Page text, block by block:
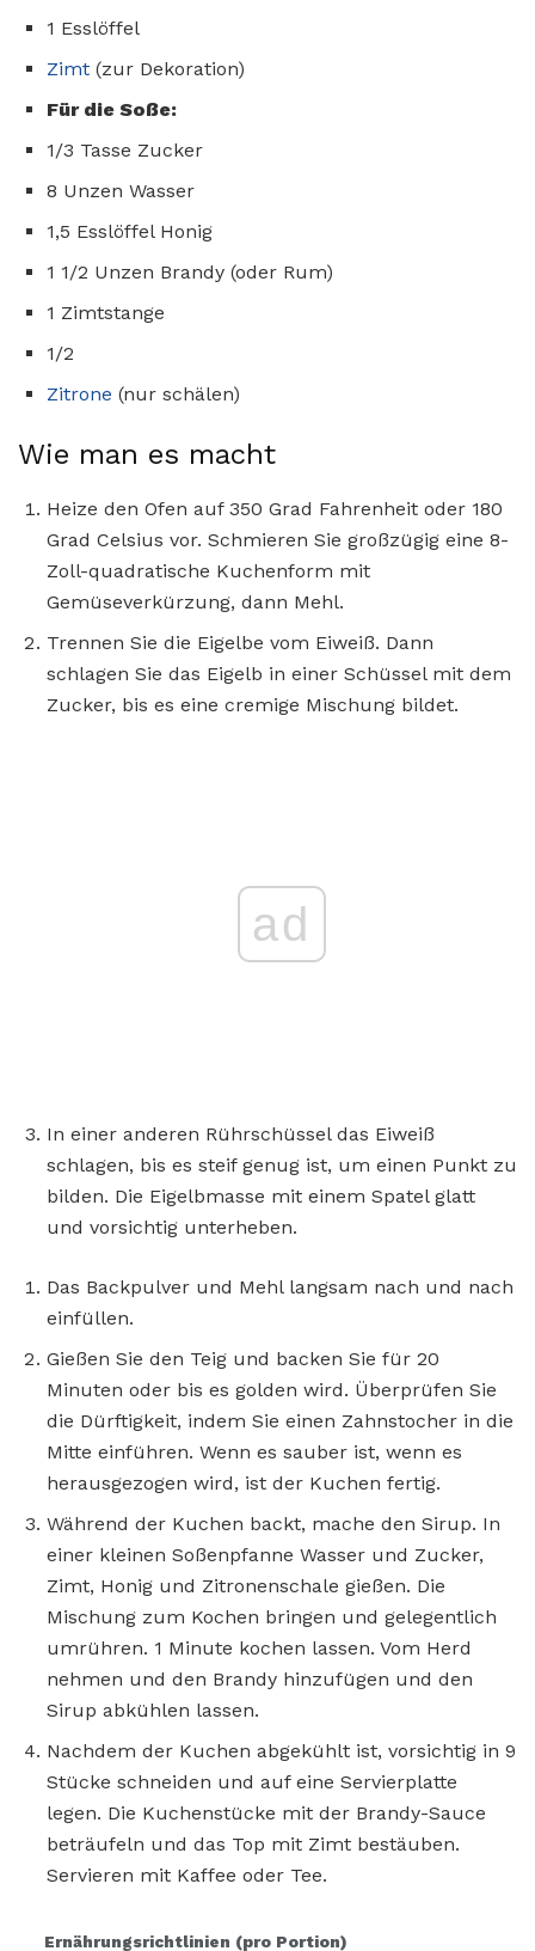
1 Esslöffel
Zimt (zur Dekoration)
Für die Soße:
1/3 Tasse Zucker
8 Unzen Wasser
1,5 Esslöffel Honig
1 1/2 Unzen Brandy (oder Rum)
1 Zimtstange
1/2
Zitrone (nur schälen)
Wie man es macht
Heize den Ofen auf 350 Grad Fahrenheit oder 180
Grad Celsius vor. Schmieren Sie großzügig eine 8-
Zoll-quadratische Kuchenform mit
Gemüseverkürzung, dann Mehl.
Trennen Sie die Eigelbe vom Eiweiß. Dann
schlagen Sie das Eigelb in einer Schüssel mit dem
Zucker, bis es eine cremige Mischung bildet.
ad
In einer anderen Rührschüssel das Eiweiß
schlagen, bis es steif genug ist, um einen Punkt zu
bilden. Die Eigelbmasse mit einem Spatel glatt
und vorsichtig unterheben.
Das Backpulver und Mehl langsam nach und nach
einfüllen.
Gießen Sie den Teig und backen Sie für 20
Minuten oder bis es golden wird. Überprüfen Sie
die Dürftigkeit, indem Sie einen Zahnstocher in die
Mitte einführen. Wenn es sauber ist, wenn es
herausgezogen wird, ist der Kuchen fertig.
Während der Kuchen backt, mache den Sirup. In
einer kleinen Soßenpfanne Wasser und Zucker,
Zimt, Honig und Zitronenschale gießen. Die
Mischung zum Kochen bringen und gelegentlich
umrühren. 1 Minute kochen lassen. Vom Herd
nehmen und den Brandy hinzufügen und den
Sirup abkühlen lassen.
Nachdem der Kuchen abgekühlt ist, vorsichtig in 9
Stücke schneiden und auf eine Servierplatte
legen. Die Kuchenstücke mit der Brandy-Sauce
beträufeln und das Top mit Zimt bestäuben.
Servieren mit Kaffee oder Tee.
Ernährungsrichtlinien (pro Portion)